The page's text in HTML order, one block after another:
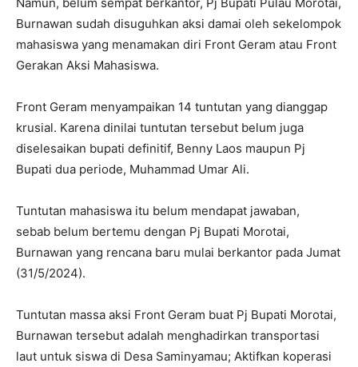
Namun, belum sempat berkantor, Pj Bupati Pulau Morotai,
Burnawan sudah disuguhkan aksi damai oleh sekelompok
mahasiswa yang menamakan diri Front Geram atau Front
Gerakan Aksi Mahasiswa.
Front Geram menyampaikan 14 tuntutan yang dianggap
krusial. Karena dinilai tuntutan tersebut belum juga
diselesaikan bupati definitif, Benny Laos maupun Pj
Bupati dua periode, Muhammad Umar Ali.
Tuntutan mahasiswa itu belum mendapat jawaban,
sebab belum bertemu dengan Pj Bupati Morotai,
Burnawan yang rencana baru mulai berkantor pada Jumat
(31/5/2024).
Tuntutan massa aksi Front Geram buat Pj Bupati Morotai,
Burnawan tersebut adalah menghadirkan transportasi
laut untuk siswa di Desa Saminyamau; Aktifkan koperasi